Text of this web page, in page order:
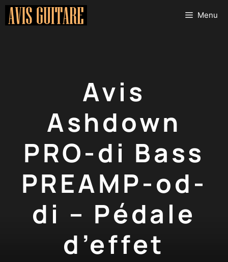
Aller
Menu
Avis
Ashdown
PRO-di Bass
PREAMP-od-
di – Pédale
d’effet